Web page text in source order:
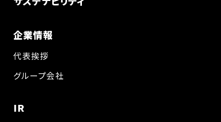
企業情報
代表挨拶
グループ会社
IR